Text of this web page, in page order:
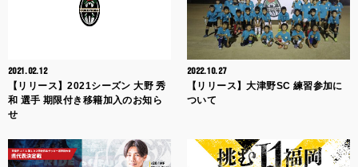
2021.02.12
【リリース】2021シーズン 大野 秀
和 選手 期限付き移籍加入のお知ら
せ
2022.10.27
【リリース】大津野SC 練習参加に
ついて